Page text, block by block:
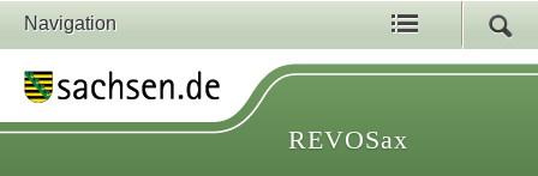
Navigation
REVOSax